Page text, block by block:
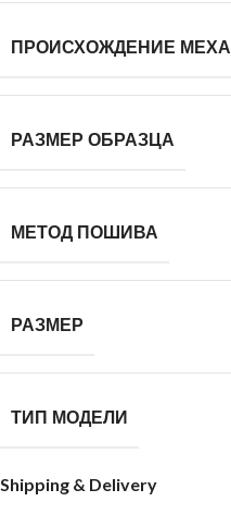
ПРОИСХОЖДЕНИЕ МЕХА
РАЗМЕР ОБРАЗЦА
МЕТОД ПОШИВА
РАЗМЕР
ТИП МОДЕЛИ
Shipping & Delivery